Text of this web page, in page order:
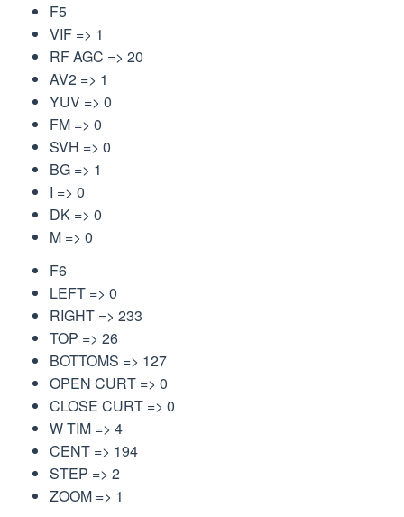
F5
VIF => 1
RF AGC => 20
AV2 => 1
YUV => 0
FM => 0
SVH => 0
BG => 1
I => 0
DK => 0
M => 0
F6
LEFT => 0
RIGHT => 233
TOP => 26
BOTTOMS => 127
OPEN CURT => 0
CLOSE CURT => 0
W TIM => 4
CENT => 194
STEP => 2
ZOOM => 1